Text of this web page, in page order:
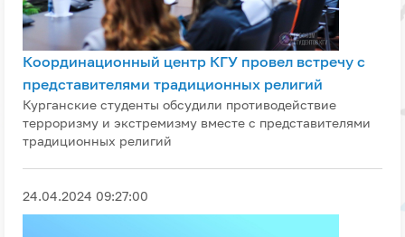
Координационный центр КГУ провел встречу с
представителями традиционных религий
Курганские студенты обсудили противодействие
терроризму и экстремизму вместе с представителями
традиционных религий
24.04.2024 09:27:00